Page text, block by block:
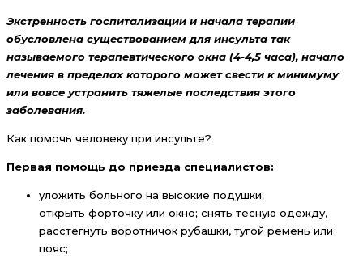
Экстренность госпитализации и начала терапии
обусловлена существованием для инсульта так
называемого терапевтического окна (4-4,5 часа), начало
лечения в пределах которого может свести к минимуму
или вовсе устранить тяжелые последствия этого
заболевания.
Как помочь человеку при инсульте?
Первая помощь до приезда специалистов:
уложить больного на высокие подушки;
открыть форточку или окно; снять тесную одежду,
расстегнуть воротничок рубашки, тугой ремень или
пояс;